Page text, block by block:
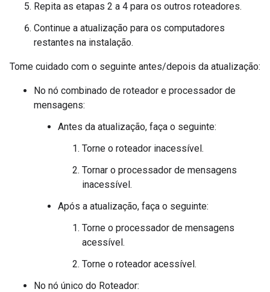
Repita as etapas 2 a 4 para os outros roteadores.
Continue a atualização para os computadores
restantes na instalação.
Tome cuidado com o seguinte antes/depois da atualização:
No nó combinado de roteador e processador de
mensagens:
Antes da atualização, faça o seguinte:
Torne o roteador inacessível.
Tornar o processador de mensagens
inacessível.
Após a atualização, faça o seguinte:
Torne o processador de mensagens
acessível.
Torne o roteador acessível.
No nó único do Roteador: